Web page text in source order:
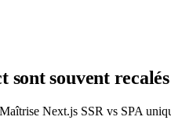
sont souvent recalés
Next.js SSR vs SPA